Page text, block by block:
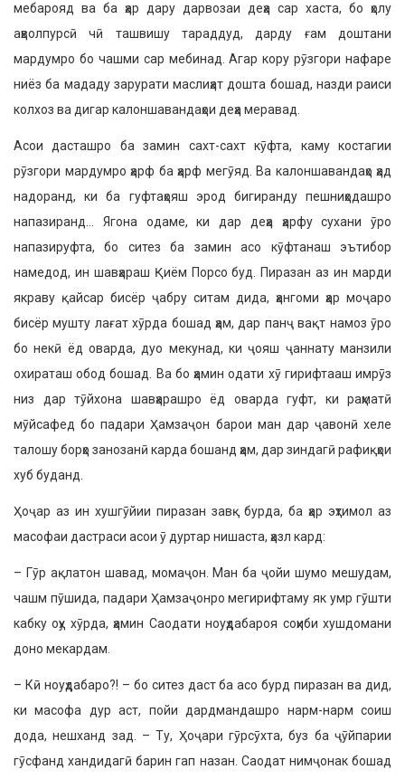
мебарояд ва ба ҳар дару дарвозаи деҳа сар хаста, бо ҳолу
аҳволпурсӣ чӣ ташвишу тараддуд, дарду ғам доштани
мардумро бо чашми сар мебинад. Агар кору рӯзгори нафаре
ниёз ба мададу зарурати маслиҳат дошта бошад, назди раиси
колхоз ва дигар калоншавандаҳои деҳа меравад.
Асои дасташро ба замин сахт-сахт кӯфта, каму костагии
рӯзгори мардумро ҳарф ба ҳарф мегӯяд. Ва калоншавандаҳо ҳад
надоранд, ки ба гуфтаҳояш эрод бигиранду пешниҳодашро
напазиранд… Ягона одаме, ки дар деҳа ҳарфу сухани ӯро
напазируфта, бо ситез ба замин асо кӯфтанаш эътибор
намедод, ин шавҳараш Қиём Порсо буд. Пиразан аз ин марди
якраву қайсар бисёр ҷабру ситам дида, ҳангоми ҳар моҷаро
бисёр мушту лағат хӯрда бошад ҳам, дар панҷ вақт намоз ӯро
бо некӣ ёд оварда, дуо мекунад, ки ҷояш ҷаннату манзили
охираташ обод бошад. Ва бо ҳамин одати хӯ гирифтааш имрӯз
низ дар тӯйхона шавҳарашро ёд оварда гуфт, ки раҳматӣ
мӯйсафед бо падари Ҳамзаҷон барои ман дар ҷавонӣ хеле
талошу борҳо занозанӣ карда бошанд ҳам, дар зиндагӣ рафиқҳои
хуб буданд.
Ҳоҷар аз ин хушгӯйии пиразан завқ бурда, ба ҳар эҳтимол аз
масофаи дастраси асои ӯ дуртар нишаста, ҳазл кард:
– Гӯр ақлатон шавад, момаҷон. Ман ба ҷойи шумо мешудам,
чашм пӯшида, падари Ҳамзаҷонро мегирифтаму як умр гӯшти
кабку оҳу хӯрда, ҳамин Саодати ноуҳдабароя соҳиби хушдомани
доно мекардам.
– Кӣ ноуҳдабаро?! – бо ситез даст ба асо бурд пиразан ва дид,
ки масофа дур аст, пойи дардмандашро нарм-нарм соиш
дода, нешханд зад. – Ту, Ҳоҷари гӯрсӯхта, буз ба ҷӯйпарии
гӯсфанд хандидагӣ барин гап назан. Саодат нимҷонак бошад